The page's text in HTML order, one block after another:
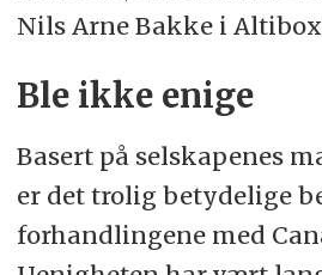
Nils Arne Bakke i Altibox
Ble ikke enige
Basert på selskapenes
er det trolig betydelige
forhandlingene med